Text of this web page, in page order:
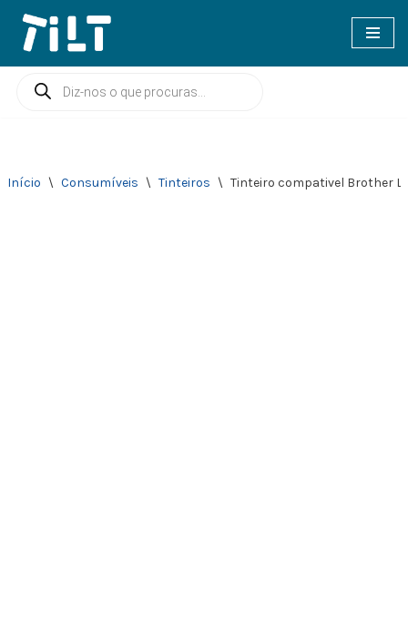
Avançar
para
Início \ Consumíveis \ Tinteiros \ Tinteiro compativel Brother